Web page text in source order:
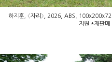
하지훈, 〈자리〉, 2026, ABS,
지원 *재판매